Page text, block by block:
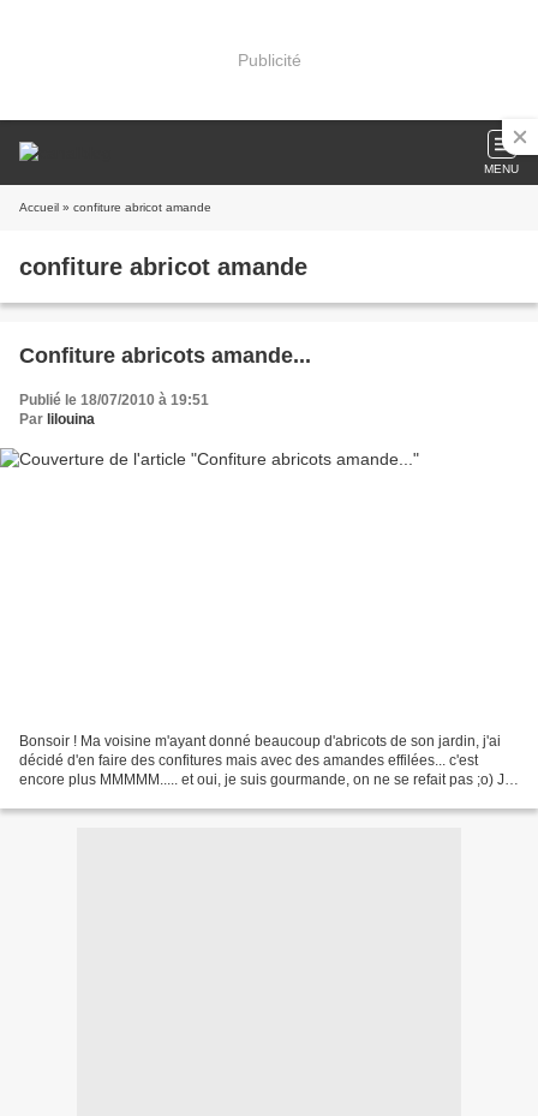
Publicité
MENU
Accueil » confiture abricot amande
confiture abricot amande
Confiture abricots amande...
Publié le 18/07/2010 à 19:51
Par lilouina
Bonsoir ! Ma voisine m'ayant donné beaucoup d'abricots de son jardin, j'ai
décidé d'en faire des confitures mais avec des amandes effilées... c'est
encore plus MMMMM..... et oui, je suis gourmande, on ne se refait pas ;o) Je